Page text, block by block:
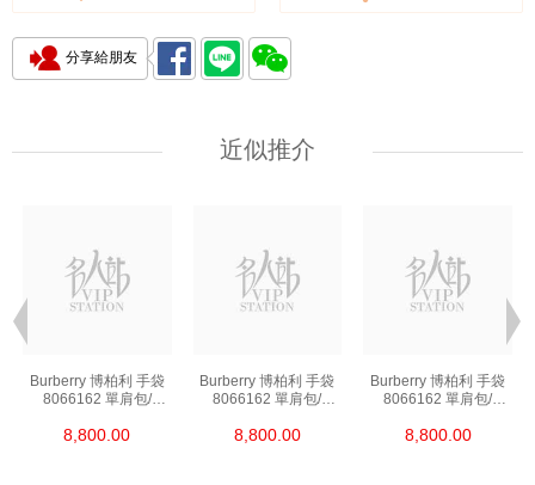
分享給朋友
近似推介
Burberry 博柏利 手袋
8066162 單肩包/
8,800.00
Burberry 博柏利 手袋
8066162 單肩包/
8,800.00
Burberry 博柏利 手袋
8066162 單肩包/
8,800.00